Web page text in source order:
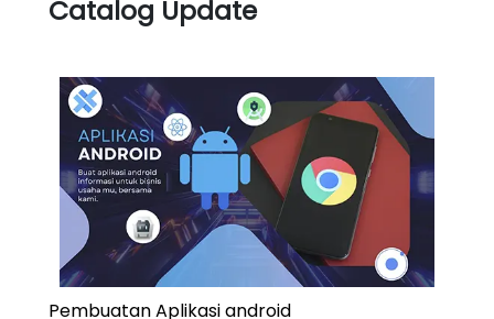
Catalog Update
Pembuatan Aplikasi android